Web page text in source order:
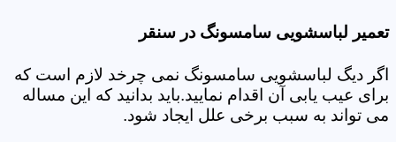
تعمیر لباسشویی سامسونگ در سنقر
اگر دیگ لباسشویی سامسونگ نمی چرخد لازم است که
برای عیب یابی آن اقدام نمایید.باید بدانید که این مساله
می تواند به سبب برخی علل ایجاد شود.